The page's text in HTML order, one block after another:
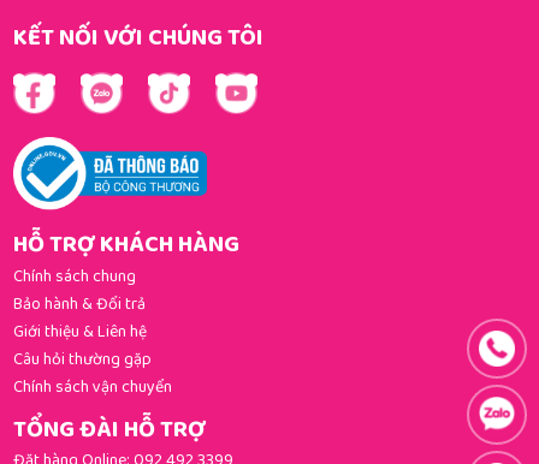
KẾT NỐI VỚI CHÚNG TÔI
HỖ TRỢ KHÁCH HÀNG
Chính sách chung
Bảo hành & Đổi trả
Giới thiệu & Liên hệ
Câu hỏi thường gặp
Chính sách vận chuyển
TỔNG ĐÀI HỖ TRỢ